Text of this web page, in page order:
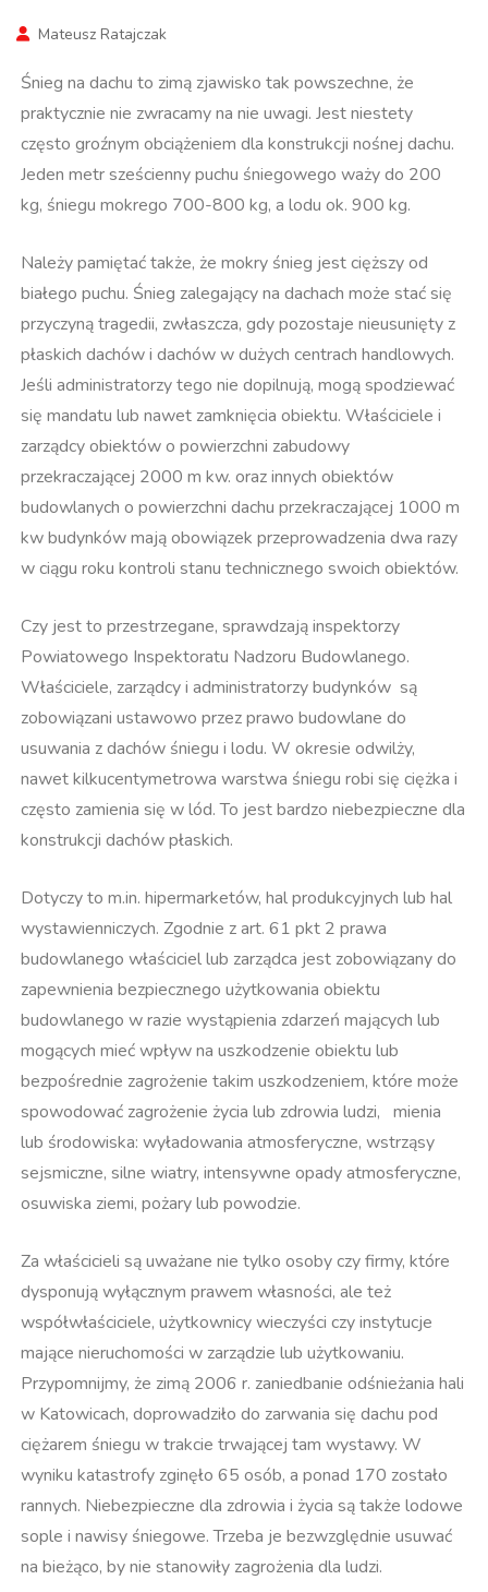
Mateusz Ratajczak
Śnieg na dachu to zimą zjawisko tak powszechne, że
praktycznie nie zwracamy na nie uwagi. Jest niestety
często groźnym obciążeniem dla konstrukcji nośnej dachu.
Jeden metr sześcienny puchu śniegowego waży do 200
kg, śniegu mokrego 700-800 kg, a lodu ok. 900 kg.
Należy pamiętać także, że mokry śnieg jest cięższy od
białego puchu. Śnieg zalegający na dachach może stać się
przyczyną tragedii, zwłaszcza, gdy pozostaje nieusunięty z
płaskich dachów i dachów w dużych centrach handlowych.
Jeśli administratorzy tego nie dopilnują, mogą spodziewać
się mandatu lub nawet zamknięcia obiektu. Właściciele i
zarządcy obiektów o powierzchni zabudowy
przekraczającej 2000 m kw. oraz innych obiektów
budowlanych o powierzchni dachu przekraczającej 1000 m
kw budynków mają obowiązek przeprowadzenia dwa razy
w ciągu roku kontroli stanu technicznego swoich obiektów.
Czy jest to przestrzegane, sprawdzają inspektorzy
Powiatowego Inspektoratu Nadzoru Budowlanego.
Właściciele, zarządcy i administratorzy budynków są
zobowiązani ustawowo przez prawo budowlane do
usuwania z dachów śniegu i lodu. W okresie odwilży,
nawet kilkucentymetrowa warstwa śniegu robi się ciężka i
często zamienia się w lód. To jest bardzo niebezpieczne dla
konstrukcji dachów płaskich.
Dotyczy to m.in. hipermarketów, hal produkcyjnych lub hal
wystawienniczych. Zgodnie z art. 61 pkt 2 prawa
budowlanego właściciel lub zarządca jest zobowiązany do
zapewnienia bezpiecznego użytkowania obiektu
budowlanego w razie wystąpienia zdarzeń mających lub
mogących mieć wpływ na uszkodzenie obiektu lub
bezpośrednie zagrożenie takim uszkodzeniem, które może
spowodować zagrożenie życia lub zdrowia ludzi, mienia
lub środowiska: wyładowania atmosferyczne, wstrząsy
sejsmiczne, silne wiatry, intensywne opady atmosferyczne,
osuwiska ziemi, pożary lub powodzie.
Za właścicieli są uważane nie tylko osoby czy firmy, które
dysponują wyłącznym prawem własności, ale też
współwłaściciele, użytkownicy wieczyści czy instytucje
mające nieruchomości w zarządzie lub użytkowaniu.
Przypomnijmy, że zimą 2006 r. zaniedbanie odśnieżania hali
w Katowicach, doprowadziło do zarwania się dachu pod
ciężarem śniegu w trakcie trwającej tam wystawy. W
wyniku katastrofy zginęło 65 osób, a ponad 170 zostało
rannych. Niebezpieczne dla zdrowia i życia są także lodowe
sople i nawisy śniegowe. Trzeba je bezwzględnie usuwać
na bieżąco, by nie stanowiły zagrożenia dla ludzi.